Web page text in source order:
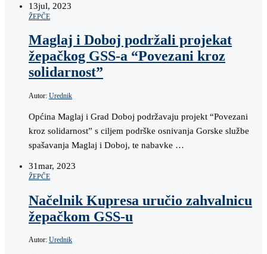
13jul, 2023
ŽEPČE
Maglaj i Doboj podržali projekat
žepačkog GSS-a “Povezani kroz
solidarnost”
Autor: Urednik
Općina Maglaj i Grad Doboj podržavaju projekt “Povezani
kroz solidarnost” s ciljem podrške osnivanja Gorske službe
spašavanja Maglaj i Doboj, te nabavke …
31mar, 2023
ŽEPČE
Načelnik Kupresa uručio zahvalnicu
žepačkom GSS-u
Autor: Urednik